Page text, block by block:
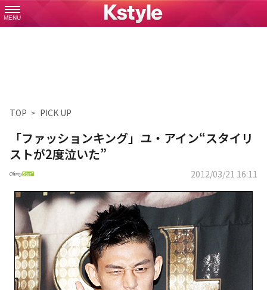
MENU
TOP PICK UP
「ファッションキング」ユ・アイン“スタイリ
ストが2度泣いた”
2012/03/21 16:11